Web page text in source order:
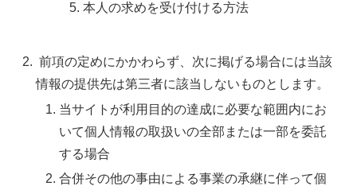
本人の求めを受け付ける方法
前項の定めにかかわらず、次に掲げる場合には当該
情報の提供先は第三者に該当しないものとします。
当サイトが利用目的の達成に必要な範囲内にお
いて個人情報の取扱いの全部または一部を委託
する場合
合併その他の事由による事業の承継に伴って個